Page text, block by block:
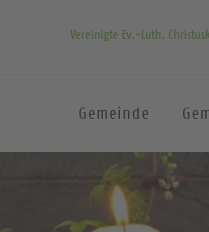
Vereinigte Ev.-Luth.
Gemeinde